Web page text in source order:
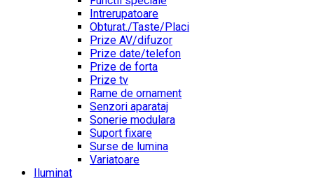
Intrerupatoare
Obturat./Taste/Placi
Prize AV/difuzor
Prize date/telefon
Prize de forta
Prize tv
Rame de ornament
Senzori aparataj
Sonerie modulara
Suport fixare
Surse de lumina
Variatoare
Iluminat